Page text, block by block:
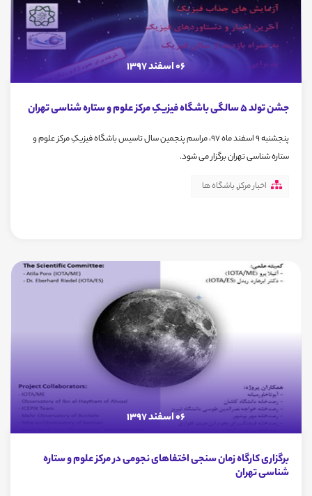
06 اسفند 1397
جشن تولد 5 سالگی باشگاه فیزیکِ مرکز علوم و ستاره شناسی تهران
پنجشنبه 9 اسفند ماه 97، مراسم پنجمین سال تاسیس باشگاه فیزیکِ مرکز علوم و
ستاره شناسی تهران برگزار می شود.
اخبار مرکز,باشگاه ها
06 اسفند 1397
برگزاری کارگاه زمان سنجی اختفاهای نجومی در مرکز علوم و ستاره
شناسی تهران